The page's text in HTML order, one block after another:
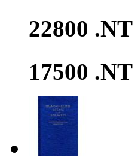
22800 .NT
17500 .NT